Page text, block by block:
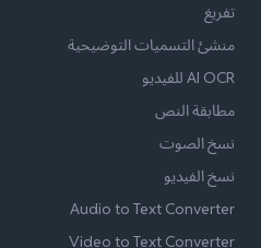
تفريغ
منشئ التسميات التوضيحية
AI OCR للفيديو
مطابقة النص
نسخ الصوت
نسخ الفيديو
Audio to Text Converter
Video to Text Converter